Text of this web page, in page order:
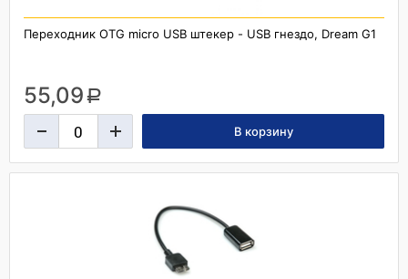
Переходник OTG micro USB штекер - USB гнездо, Dream G1
55,09 a